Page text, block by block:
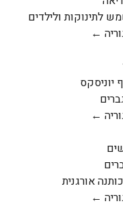
לתינוקות ולילדים
←
יוניסקס
←
אורגנית
←